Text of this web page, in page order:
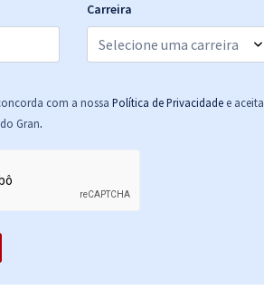
Carreira
com a nossa Política de Privacidade e aceita
Gran.